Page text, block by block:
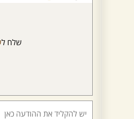
שלח ל